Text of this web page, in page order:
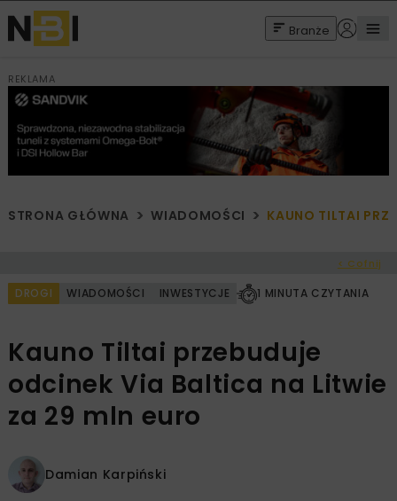
Branże
REKLAMA
STRONA GŁÓWNA WIADOMOŚCI KAUNO TILTAI
< Cofnij
DROGI WIADOMOŚCI INWESTYCJE 1 MINUTA CZYTANIA
Kauno Tiltai przebuduje
odcinek Via Baltica na Litwie
za 29 mln euro
Damian Karpiński